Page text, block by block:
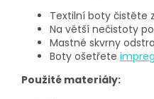
Textilní boty čistěte
Na větší nečistoty
Mastné skvrny
Boty ošetřete
Použité materiály: